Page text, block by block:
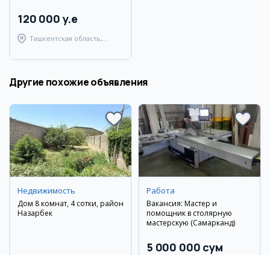
120 000 y.e
Ташкентская область,
Другие похожие объявления
Недвижимость
Дом 8 комнат, 4 сотки, район
Назарбек
Работа
Вакансия: Мастер и
помощник в столярную
мастерскую (Самарканд)
5 000 000 сум